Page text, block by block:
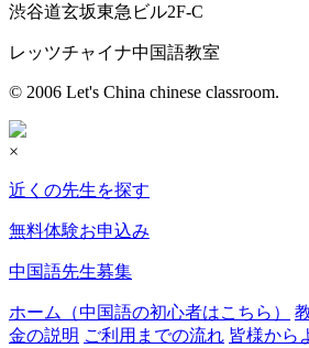
渋谷道玄坂東急ビル2F-C
レッツチャイナ中国語教室
© 2006 Let's China chinese classroom.
×
近くの先生を探す
無料体験お申込み
中国語先生募集
ホーム（中国語の初心者はこちら）
金の説明 ご利用までの流れ 皆様から